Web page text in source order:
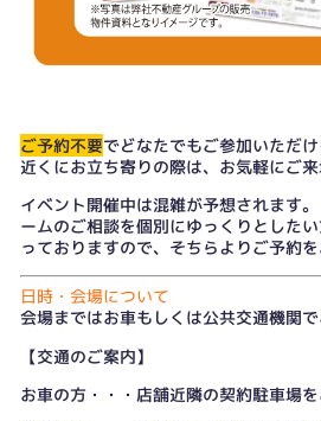
ご予約不要でどなたでもご参加いただ
近くにお立ち寄りの際は、お気軽にご来
イベント開催中は混雑が予想されます
ームのご相談を個別にゆっくりとしたい
っておりますので、そちらよりご予約を
日時・会場について
会場まではお車もしくは公共交通機関で
【交通のご案内】
お車の方・・・店舗近隣の契約駐車場を